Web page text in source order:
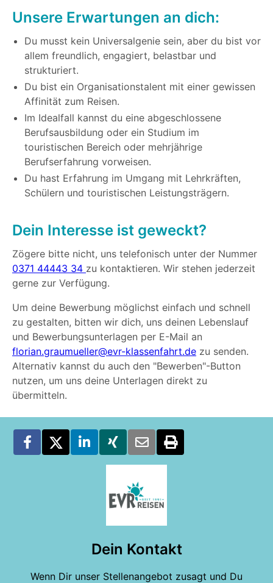
Unsere Erwartungen an dich:
Du musst kein Universalgenie sein, aber du bist vor
allem freundlich, engagiert, belastbar und
strukturiert.
Du bist ein Organisationstalent mit einer gewissen
Affinität zum Reisen.
Im Idealfall kannst du eine abgeschlossene
Berufsausbildung oder ein Studium im
touristischen Bereich oder mehrjährige
Berufserfahrung vorweisen.
Du hast Erfahrung im Umgang mit Lehrkräften,
Schülern und touristischen Leistungsträgern.
Dein Interesse ist geweckt?
Zögere bitte nicht, uns telefonisch unter der Nummer
0371 44443 34 zu kontaktieren. Wir stehen jederzeit
gerne zur Verfügung.
Um deine Bewerbung möglichst einfach und schnell
zu gestalten, bitten wir dich, uns deinen Lebenslauf
und Bewerbungsunterlagen per E-Mail an
florian.graumueller@evr-klassenfahrt.de zu senden.
Alternativ kannst du auch den "Bewerben"-Button
nutzen, um uns deine Unterlagen direkt zu
übermitteln.
Dein Kontakt
Wenn Dir unser Stellenangebot zusagt und Du